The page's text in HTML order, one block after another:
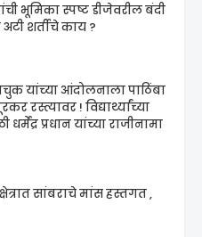
भूमिका स्पष्ट डीजेवरील बंदी
शर्तीचे काय ?
यांच्या आंदोलनाला पाठिंबा
रस्त्यावर ! विद्यार्थ्यांच्या
धर्मेंद्र प्रधान यांच्या राजीनामा
सांबराचे मांस हस्तगत ,